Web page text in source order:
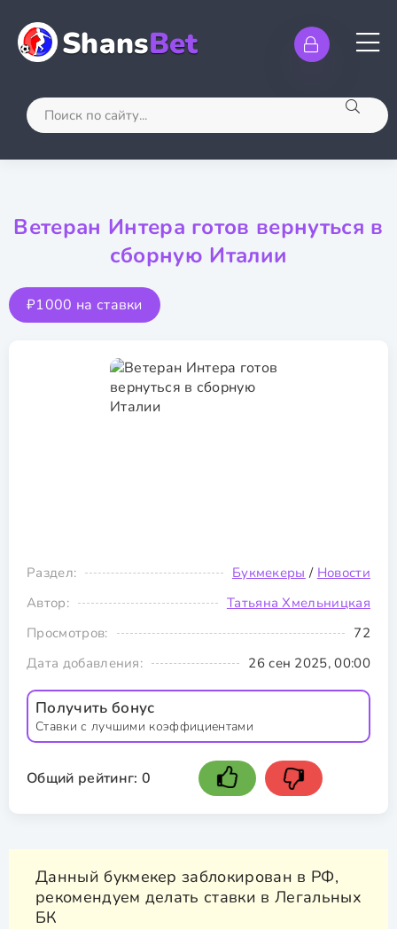
ShansBet
Ветеран Интера готов вернуться в
сборную Италии
₽1000 на ставки
Раздел: Букмекеры / Новости
Автор:
Татьяна Хмельницкая
Просмотров:
72
Дата добавления:
26 сен 2025, 00:00
Получить бонус
Ставки с лучшими коэффициентами
Общий рейтинг: 0
Данный букмекер заблокирован в РФ,
рекомендуем делать ставки в Легальных
БК